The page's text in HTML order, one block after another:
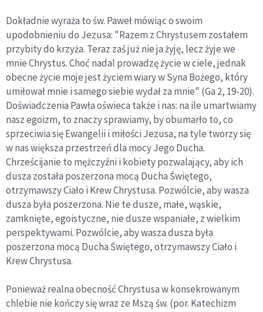
Dokładnie wyraża to św. Paweł mówiąc o swoim
upodobnieniu do Jezusa: "Razem z Chrystusem zostałem
przybity do krzyża. Teraz zaś już nie ja żyję, lecz żyje we
mnie Chrystus. Choć nadal prowadzę życie w ciele, jednak
obecne życie moje jest życiem wiary w Syna Bożego, który
umiłował mnie i samego siebie wydał za mnie" (Ga 2, 19-20).
Doświadczenia Pawła oświeca także i nas: na ile umartwiamy
nasz egoizm, to znaczy sprawiamy, by obumarło to, co
sprzeciwia się Ewangelii i miłości Jezusa, na tyle tworzy się
w nas większa przestrzeń dla mocy Jego Ducha.
Chrześcijanie to mężczyźni i kobiety pozwalający, aby ich
dusza została poszerzona mocą Ducha Świętego,
otrzymawszy Ciało i Krew Chrystusa. Pozwólcie, aby wasza
dusza była poszerzona. Nie te dusze, małe, wąskie,
zamknięte, egoistyczne, nie dusze wspaniałe, z wielkim
perspektywami. Pozwólcie, aby wasza dusza była
poszerzona mocą Ducha Świętego, otrzymawszy Ciało i
Krew Chrystusa.
Ponieważ realna obecność Chrystusa w konsekrowanym
chlebie nie kończy się wraz ze Mszą św. (por. Katechizm